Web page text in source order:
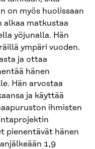
on myös huolissaan
alkaa matkustaa
yöjunalla. Hän
ympäri vuoden.
ja ottaa
hänen
Hän arvostaa
ja käyttää
ihmisten
pienentävät hänen
1,9